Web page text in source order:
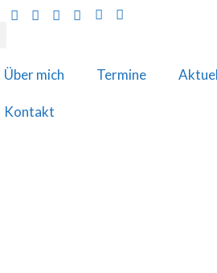
Über mich Termine
Kontakt